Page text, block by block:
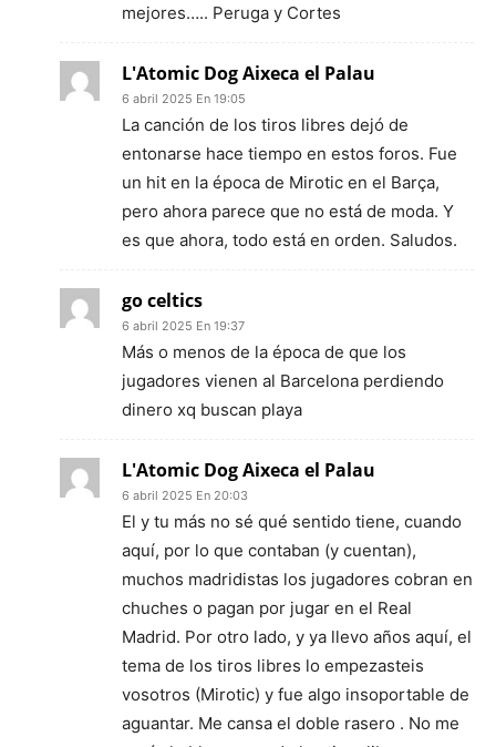
mejores….. Peruga y Cortes
L'Atomic Dog Aixeca el Palau
6 abril 2025 En 19:05
La canción de los tiros libres dejó de
entonarse hace tiempo en estos foros. Fue
un hit en la época de Mirotic en el Barça,
pero ahora parece que no está de moda. Y
es que ahora, todo está en orden. Saludos.
go celtics
6 abril 2025 En 19:37
Más o menos de la época de que los
jugadores vienen al Barcelona perdiendo
dinero xq buscan playa
L'Atomic Dog Aixeca el Palau
6 abril 2025 En 20:03
El y tu más no sé qué sentido tiene, cuando
aquí, por lo que contaban (y cuentan),
muchos madridistas los jugadores cobran en
chuches o pagan por jugar en el Real
Madrid. Por otro lado, y ya llevo años aquí, el
tema de los tiros libres lo empezasteis
vosotros (Mirotic) y fue algo insoportable de
aguantar. Me cansa el doble rasero . No me